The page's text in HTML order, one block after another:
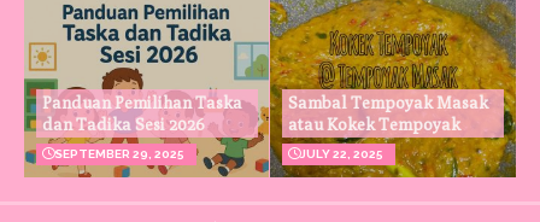
Panduan Pemilihan Taska
dan Tadika Sesi 2026
SEPTEMBER 29, 2025
Sambal Tempoyak Masak
atau Kokek Tempoyak
JULY 22, 2025